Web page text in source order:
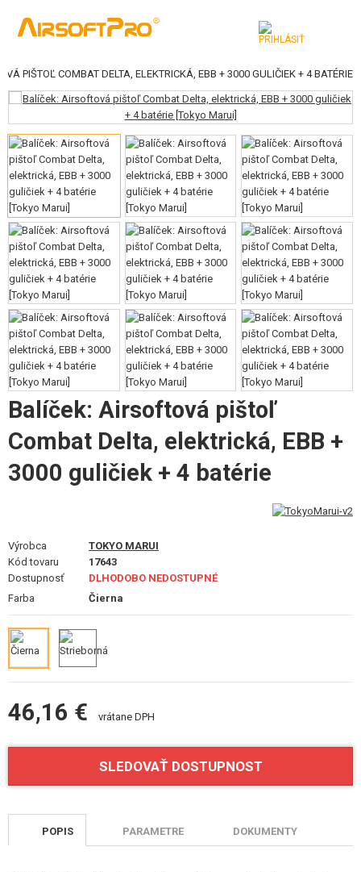
KATEGÓRIE
AIRSOFTOVÉ ZBRANE
VZDUCHOVÉ ZBRANE, PRAKY
GRANÁTOMETY, GRANÁTY
GULIČKY, PLYN
AKUMULÁTORY, NABÍJAČKY
ZÁSOBNÍKY, PLNIČKY
OKULIARE, MASKY
VÝSTROJ, UNIFORMY, PÚZDRA
MASKOVANIE, FARBY, PÁSKY
VYSIELAČKY, HEADSETY, KAMERY
DOPLNKY K ZBRANIAM, POPRUHY
SERVIS A ÚDRŽBA ZBRANÍ
SEBAOBRANA, VÝCVIK, NOŽE
REKLAMNÉ PREDMETY
NOVÝ TOVAR
PIŠTOĽ COMBAT DELTA, ELEKTRICKÁ, EBB + 3000 GULIČIEK + 4 BATÉRIE
Balíček: Airsoftová pištoľ
Combat Delta, elektrická, EBB +
3000 guličiek + 4 batérie
Výrobca
TOKYO MARUI
Kód tovaru
17643
Dostupnosť
DLHODOBO NEDOSTUPNÉ
Farba
Čierna
46,16 € vrátane DPH
SLEDOVAŤ DOSTUPNOST
POPIS PARAMETRE DOKUMENTY